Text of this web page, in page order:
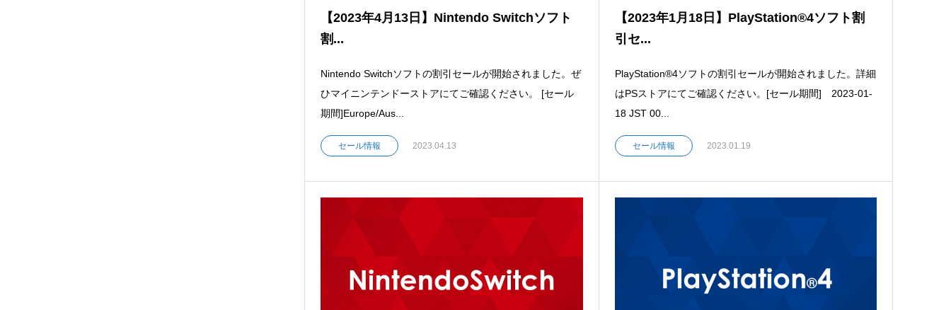
【2023年4月13日】Nintendo Switchソフト
割...
Nintendo Switchソフトの割引セールが開始されました。ぜ
ひマイニンテンドーストアにてご確認ください。 [セール
期間]Europe/Aus...
セール情報 2023.04.13
【2023年1月18日】PlayStation®4ソフト割
引セ...
PlayStation®4ソフトの割引セールが開始されました。詳細
はPSストアにてご確認ください。[セール期間] 2023-01-
18 JST 00...
セール情報 2023.01.19